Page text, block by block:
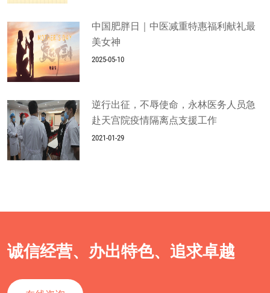
中国肥胖日｜中医减重特惠福利献礼最
美女神
2025-05-10
逆行出征，不辱使命，永林医务人员急
赴天宫院疫情隔离点支援工作
2021-01-29
诚信经营、办出特色、追求卓越